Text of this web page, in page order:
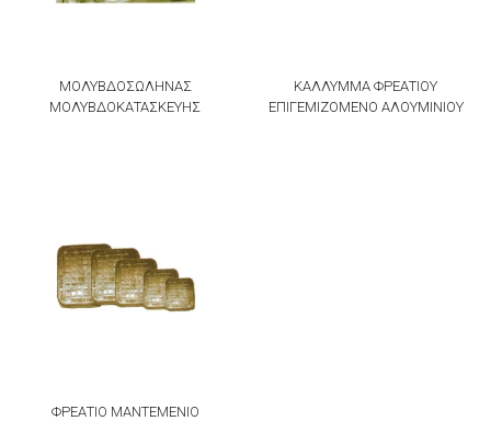
ΜΟΛΥΒΔΟΣΩΛΗΝΑΣ
ΜΟΛΥΒΔΟΚΑΤΑΣΚΕΥΗΣ
ΚΑΛΛΥΜΜΑ ΦΡΕΑΤΙΟΥ
ΕΠΙΓΕΜΙΖΟΜΕΝΟ ΑΛΟΥΜΙΝΙΟΥ
ΦΡΕΑΤΙΟ ΜΑΝΤΕΜΕΝΙΟ